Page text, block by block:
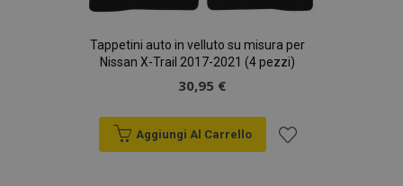
Tappetini auto in velluto su misura per
Nissan X-Trail 2017-2021 (4 pezzi)
30,95 €
Aggiungi Al Carrello